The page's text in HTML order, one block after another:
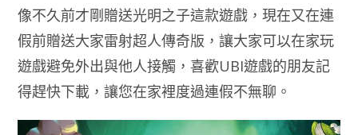
像不久前才剛贈送光明之子這款遊戲，現在又在連
假前贈送大家雷射超人傳奇版，讓大家可以在家玩
遊戲避免外出與他人接觸，喜歡UBI遊戲的朋友記
得趕快下載，讓您在家裡度過連假不無聊。